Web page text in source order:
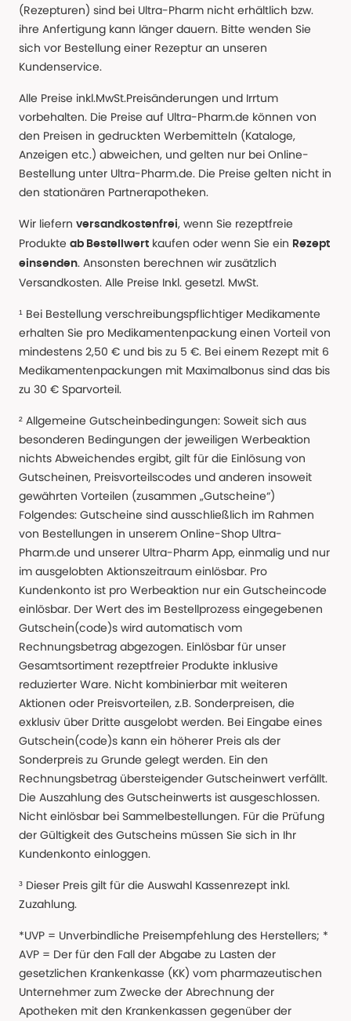
(Rezepturen) sind bei Ultra-Pharm nicht erhältlich bzw.
ihre Anfertigung kann länger dauern. Bitte wenden Sie
sich vor Bestellung einer Rezeptur an unseren
Kundenservice.
Alle Preise inkl.MwSt.Preisänderungen und Irrtum
vorbehalten. Die Preise auf Ultra-Pharm.de können von
den Preisen in gedruckten Werbemitteln (Kataloge,
Anzeigen etc.) abweichen, und gelten nur bei Online-
Bestellung unter Ultra-Pharm.de. Die Preise gelten nicht in
den stationären Partnerapotheken.
Wir liefern versandkostenfrei, wenn Sie rezeptfreie
Produkte ab Bestellwert kaufen oder wenn Sie ein Rezept
einsenden. Ansonsten berechnen wir zusätzlich
Versandkosten. Alle Preise Inkl. gesetzl. MwSt.
¹ Bei Bestellung verschreibungspflichtiger Medikamente
erhalten Sie pro Medikamentenpackung einen Vorteil von
mindestens 2,50 € und bis zu 5 €. Bei einem Rezept mit 6
Medikamentenpackungen mit Maximalbonus sind das bis
zu 30 € Sparvorteil.
² Allgemeine Gutscheinbedingungen: Soweit sich aus
besonderen Bedingungen der jeweiligen Werbeaktion
nichts Abweichendes ergibt, gilt für die Einlösung von
Gutscheinen, Preisvorteilscodes und anderen insoweit
gewährten Vorteilen (zusammen „Gutscheine“)
Folgendes: Gutscheine sind ausschließlich im Rahmen
von Bestellungen in unserem Online-Shop Ultra-
Pharm.de und unserer Ultra-Pharm App, einmalig und nur
im ausgelobten Aktionszeitraum einlösbar. Pro
Kundenkonto ist pro Werbeaktion nur ein Gutscheincode
einlösbar. Der Wert des im Bestellprozess eingegebenen
Gutschein(code)s wird automatisch vom
Rechnungsbetrag abgezogen. Einlösbar für unser
Gesamtsortiment rezeptfreier Produkte inklusive
reduzierter Ware. Nicht kombinierbar mit weiteren
Aktionen oder Preisvorteilen, z.B. Sonderpreisen, die
exklusiv über Dritte ausgelobt werden. Bei Eingabe eines
Gutschein(code)s kann ein höherer Preis als der
Sonderpreis zu Grunde gelegt werden. Ein den
Rechnungsbetrag übersteigender Gutscheinwert verfällt.
Die Auszahlung des Gutscheinwerts ist ausgeschlossen.
Nicht einlösbar bei Sammelbestellungen. Für die Prüfung
der Gültigkeit des Gutscheins müssen Sie sich in Ihr
Kundenkonto einloggen.
³ Dieser Preis gilt für die Auswahl Kassenrezept inkl.
Zuzahlung.
*UVP = Unverbindliche Preisempfehlung des Herstellers; *
AVP = Der für den Fall der Abgabe zu Lasten der
gesetzlichen Krankenkasse (KK) vom pharmazeutischen
Unternehmer zum Zwecke der Abrechnung der
Apotheken mit den Krankenkassen gegenüber der